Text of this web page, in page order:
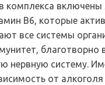
комплекса включены
В6, которые
все системы
благотворно
нервную систему.
от